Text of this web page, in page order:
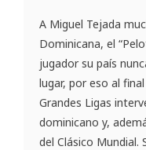
A Miguel Tejada
Dominicana, el
jugador su país
lugar, por eso al
Grandes Ligas
dominicano y,
del Clásico Mundial.